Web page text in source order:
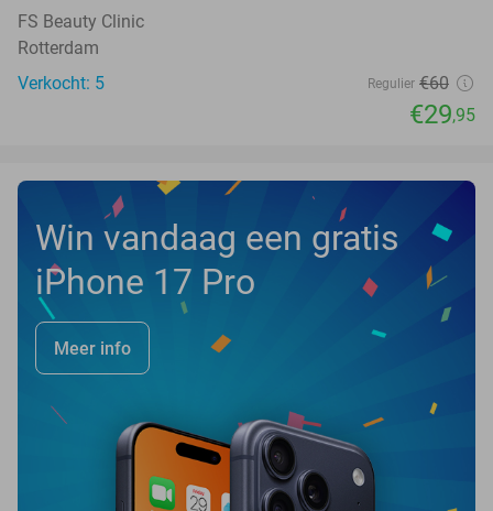
FS Beauty Clinic
Rotterdam
Verkocht: 5
Regulier €60
€29,95
Win vandaag een gratis
iPhone 17 Pro
Meer info